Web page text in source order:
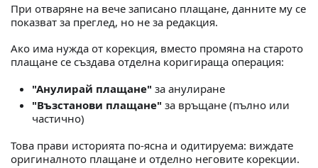
При отваряне на вече записано плащане, данните му се
показват за преглед, но не за редакция.
Ако има нужда от корекция, вместо промяна на старото
плащане се създава отделна коригираща операция:
"Анулирай плащане" за анулиране
"Възстанови плащане" за връщане (пълно или
частично)
Това прави историята по-ясна и одитируемa: виждате
оригиналното плащане и отделно неговите корекции.